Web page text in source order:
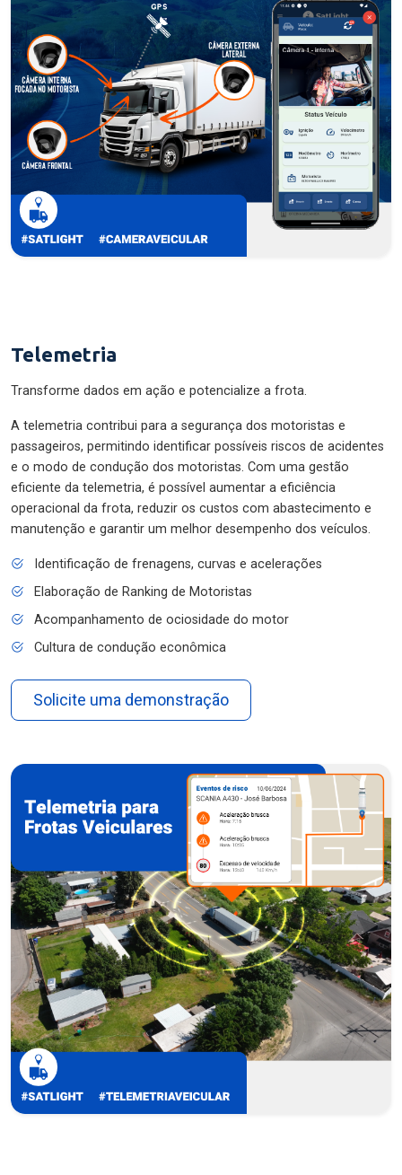
Telemetria
Transforme dados em ação e potencialize a frota.
A telemetria contribui para a segurança dos motoristas e
passageiros, permitindo identificar possíveis riscos de acidentes
e o modo de condução dos motoristas. Com uma gestão
eficiente da telemetria, é possível aumentar a eficiência
operacional da frota, reduzir os custos com abastecimento e
manutenção e garantir um melhor desempenho dos veículos.
Identificação de frenagens, curvas e acelerações
Elaboração de Ranking de Motoristas
Acompanhamento de ociosidade do motor
Cultura de condução econômica
Solicite uma demonstração